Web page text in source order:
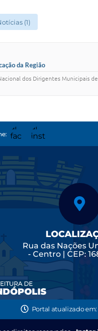
(1)
da Região
dos Dirigentes Municipais
Rua das Nações
- Centro | CEP:
Portal atualizado em: